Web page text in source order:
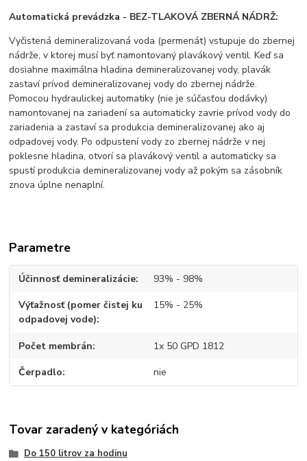
Automatická prevádzka - BEZ-TLAKOVÁ ZBERNÁ NÁDRŽ:
Vyčistená demineralizovaná voda (permenát) vstupuje do zbernej
nádrže, v ktorej musí byť namontovaný plavákový ventil. Keď sa
dosiahne maximálna hladina demineralizovanej vody, plavák
zastaví prívod demineralizovanej vody do zbernej nádrže.
Pomocou hydraulickej automatiky (nie je súčasťou dodávky)
namontovanej na zariadení sa automaticky zavrie prívod vody do
zariadenia a zastaví sa produkcia demineralizovanej ako aj
odpadovej vody. Po odpustení vody zo zbernej nádrže v nej
poklesne hladina, otvorí sa plavákový ventil a automaticky sa
spustí produkcia demineralizovanej vody až pokým sa zásobník
znova úplne nenaplní.
Parametre
Účinnosť demineralizácie 93% - 98%
Výťažnosť (pomer čistej ku
odpadovej vode)
15% - 25%
Počet membrán 1x 50 GPD 1812
Čerpadlo nie
Tovar zaradený v kategóriách
Do 150 litrov za hodinu